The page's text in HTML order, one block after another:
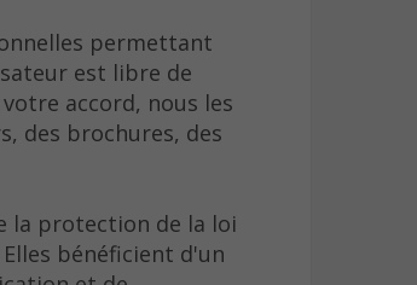
permettant
est libre de
accord, nous les
des brochures, des
la protection de la loi
bénéficient d'un